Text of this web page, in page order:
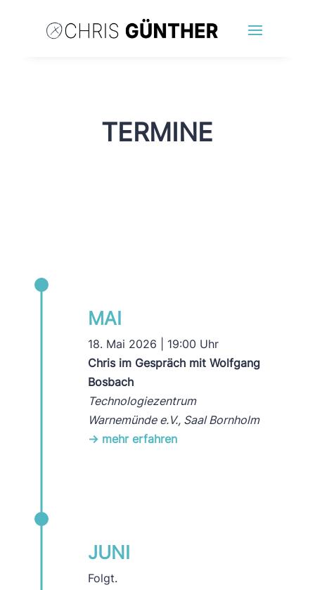
TERMINE
MAI
18. Mai 2026 | 19:00 Uhr
Chris im Gespräch mit Wolfgang
Bosbach
Technologiezentrum
Warnemünde e.V., Saal Bornholm
-> mehr erfahren
JUNI
Folgt.